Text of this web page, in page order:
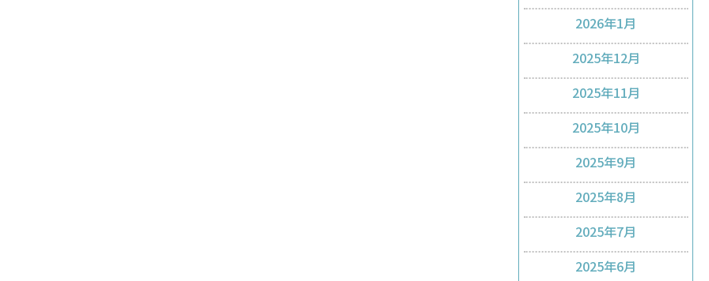
2026年1月
2025年12月
2025年11月
2025年10月
2025年9月
2025年8月
2025年7月
2025年6月